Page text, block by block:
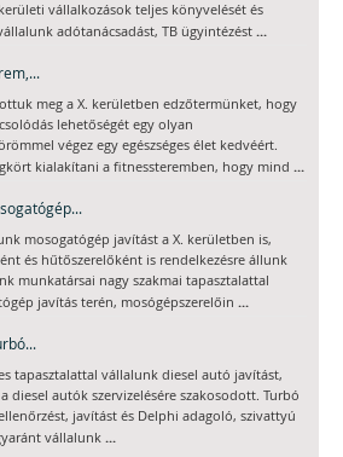
vállalkozások teljes könyvelését és
adótanácsadást, TB ügyintézést ...
meg a X. kerületben edzőtermünket, hogy
lehetőségét egy olyan
végez egy egészséges élet kedvéért.
kialakítani a fitnessteremben, hogy mind ...
mosogatógép javítást a X. kerületben is,
és hűtőszerelőként is rendelkezésre állunk
munkatársai nagy szakmai tapasztalattal
javítás terén, mosógépszerelőin ...
tapasztalattal vállalunk diesel autó javítást,
diesel autók szervizelésére szakosodott. Turbó
javítást és Delphi adagoló, szivattyú
vállalunk ...